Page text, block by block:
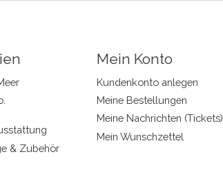
& Zubehör
Mein Konto
Kundenkonto anlegen
Meine Bestellungen
Meine Nachrichten (Tickets)
Mein Wunschzettel